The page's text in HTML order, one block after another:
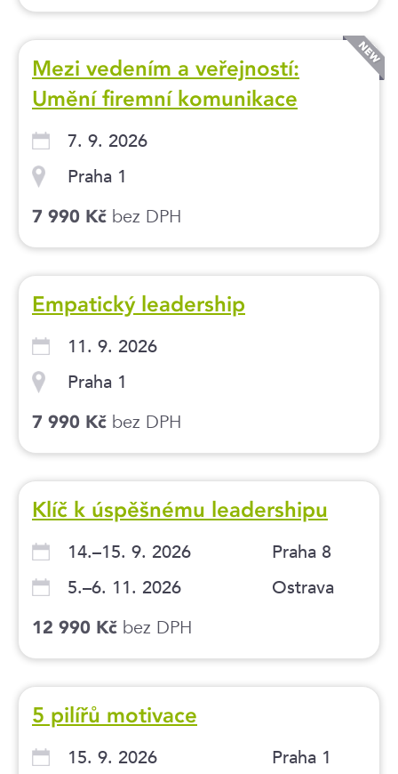
Mezi vedením a veřejností:
Umění firemní komunikace
7. 9. 2026
Praha 1
7 990 Kč bez DPH
Empatický leadership
11. 9. 2026
Praha 1
7 990 Kč bez DPH
Klíč k úspěšnému leadershipu
14.–15. 9. 2026
Praha 8
5.–6. 11. 2026
Ostrava
12 990 Kč bez DPH
5 pilířů motivace
15. 9. 2026 Praha 1